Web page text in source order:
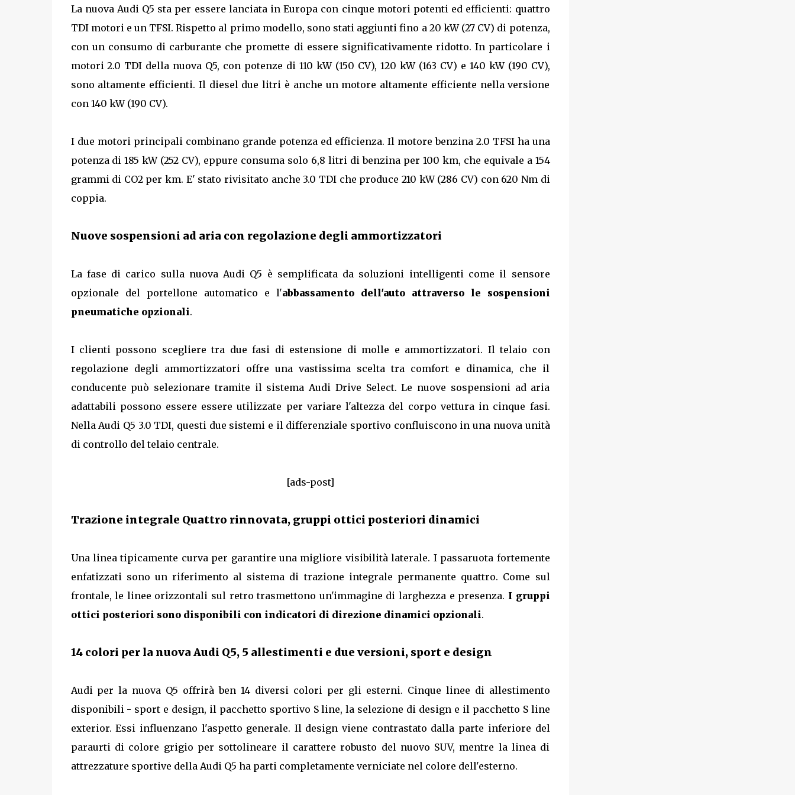
La nuova Audi Q5 sta per essere lanciata in Europa con cinque motori potenti ed efficienti: quattro
TDI motori e un TFSI. Rispetto al primo modello, sono stati aggiunti fino a 20 kW (27 CV) di potenza,
con un consumo di carburante che promette di essere significativamente ridotto. In particolare i
motori 2.0 TDI della nuova Q5, con potenze di 110 kW (150 CV), 120 kW (163 CV) e 140 kW (190 CV),
sono altamente efficienti. Il diesel due litri è anche un motore altamente efficiente nella versione
con 140 kW (190 CV).
I due motori principali combinano grande potenza ed efficienza. Il motore benzina 2.0 TFSI ha una
potenza di 185 kW (252 CV), eppure consuma solo 6,8 litri di benzina per 100 km, che equivale a 154
grammi di CO2 per km. E' stato rivisitato anche 3.0 TDI che produce 210 kW (286 CV) con 620 Nm di
coppia.
Nuove sospensioni ad aria con regolazione degli ammortizzatori
La fase di carico sulla nuova Audi Q5 è semplificata da soluzioni intelligenti come il sensore
opzionale del portellone automatico e l'abbassamento dell'auto attraverso le sospensioni
pneumatiche opzionali.
I clienti possono scegliere tra due fasi di estensione di molle e ammortizzatori. Il telaio con
regolazione degli ammortizzatori offre una vastissima scelta tra comfort e dinamica, che il
conducente può selezionare tramite il sistema Audi Drive Select. Le nuove sospensioni ad aria
adattabili possono essere essere utilizzate per variare l'altezza del corpo vettura in cinque fasi.
Nella Audi Q5 3.0 TDI, questi due sistemi e il differenziale sportivo confluiscono in una nuova unità
di controllo del telaio centrale.
[ads-post]
Trazione integrale Quattro rinnovata, gruppi ottici posteriori dinamici
Una linea tipicamente curva per garantire una migliore visibilità laterale. I passaruota fortemente
enfatizzati sono un riferimento al sistema di trazione integrale permanente quattro. Come sul
frontale, le linee orizzontali sul retro trasmettono un'immagine di larghezza e presenza. I gruppi
ottici posteriori sono disponibili con indicatori di direzione dinamici opzionali.
14 colori per la nuova Audi Q5, 5 allestimenti e due versioni, sport e design
Audi per la nuova Q5 offrirà ben 14 diversi colori per gli esterni. Cinque linee di allestimento
disponibili - sport e design, il pacchetto sportivo S line, la selezione di design e il pacchetto S line
exterior. Essi influenzano l'aspetto generale. Il design viene contrastato dalla parte inferiore del
paraurti di colore grigio per sottolineare il carattere robusto del nuovo SUV, mentre la linea di
attrezzature sportive della Audi Q5 ha parti completamente verniciate nel colore dell'esterno.